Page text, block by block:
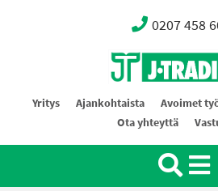
0207 458
Oy J-Trading Ab
Yritys Ajankohtaista Avoimet
Ota yhteyttä